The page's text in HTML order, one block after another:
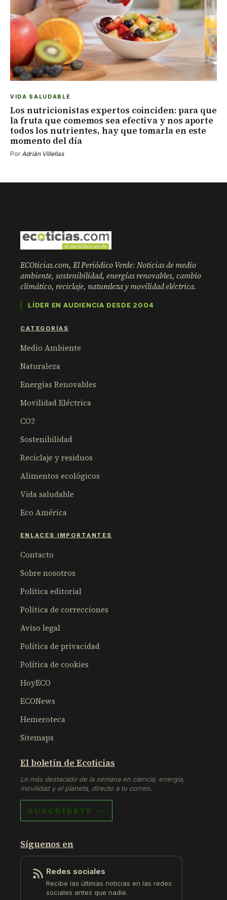
VIDA SALUDABLE
Los nutricionistas expertos coinciden: para que
la fruta que comemos sea efectiva y nos aporte
todos los nutrientes, hay que tomarla en este
momento del día
Por Adrián Villellas
ECOticias.com, El Periódico Verde: Noticias de medio
ambiente, sostenibilidad, energías renovables, cambio
climático, reciclaje, naturaleza y movilidad eléctrica.
LÍDER EN AUDIENCIA DESDE 2004
CATEGORÍAS
Medio Ambiente
Naturaleza
Energías Renovables
Movilidad Eléctrica
CO2
Sostenibilidad
Reciclaje y residuos
Alimentos ecológicos
Vida saludable
Eco América
ENLACES IMPORTANTES
Contacto
Sobre nosotros
Política editorial
Política de correcciones
Aviso legal
Política de privacidad
Política de cookies
HoyECO
ECONews
Hemeroteca
Sitemaps
El boletín de Ecoticias
Lo más destacado de la semana en ciencia, energía,
movilidad y el planeta, directo a tu correo.
SUSCRÍBETE →
Síguenos en
Redes sociales
Recibe las últimas noticias en las redes
sociales antes que nadie.